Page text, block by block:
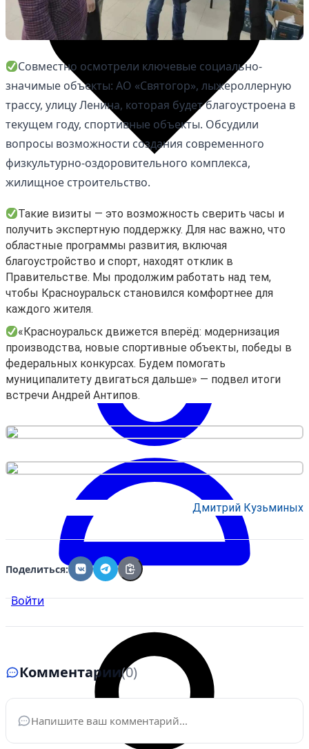
Избранное
Сохраняйте интересные объявления, чтобы быстро
вернуться к ним позже.
Перейти в избранное
Войти
Совместно осмотрели ключевые социально-
значимые объекты: АО «Святогор», лыжероллерную
трассу, улицу Ленина, которая будет благоустроена в
текущем году, спортивные объекты. Обсудили
вопросы возможности создания современного
физкультурно-оздоровительного комплекса,
жилищное строительство.
Такие визиты — это возможность сверить часы и
получить экспертную поддержку. Для нас важно, что
областные программы развития, включая
благоустройство и спорт, находят отклик в
Правительстве. Мы продолжим работать над тем,
чтобы Красноуральск становился комфортнее для
каждого жителя.
«Красноуральск движется вперёд: модернизация
производства, новые спортивные объекты, победы в
федеральных конкурсах. Будем помогать
муниципалитету двигаться дальше» — подвел итоги
встречи Андрей Антипов.
Дмитрий Кузьминых
Поделиться:
Комментарии(0)
Ваше имя*